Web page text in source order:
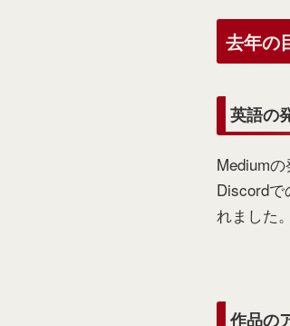
去年の
英語の
Medium
Discord
れました
作品の